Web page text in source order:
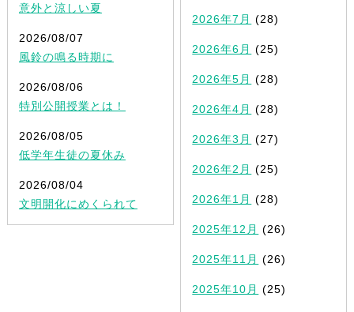
意外と涼しい夏
2026/08/07
風鈴の鳴る時期に
2026/08/06
特別公開授業とは！
2026/08/05
低学年生徒の夏休み
2026/08/04
文明開化にめくられて
2026年7月 (28)
2026年6月 (25)
2026年5月 (28)
2026年4月 (28)
2026年3月 (27)
2026年2月 (25)
2026年1月 (28)
2025年12月 (26)
2025年11月 (26)
2025年10月 (25)